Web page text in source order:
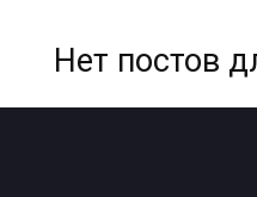
Нет постов